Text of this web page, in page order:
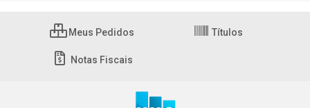
Meus Pedidos Títulos
Notas Fiscais